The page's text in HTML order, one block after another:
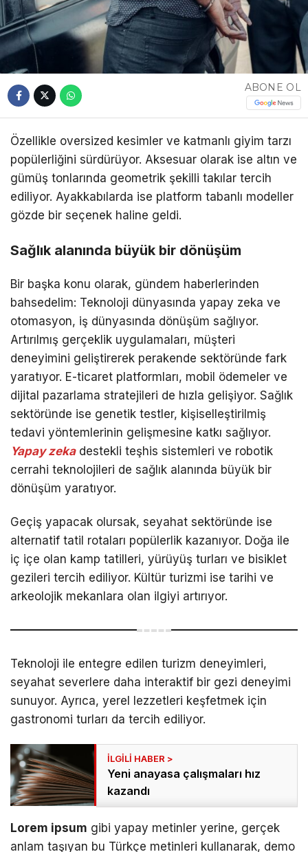
ABONE OL
Özellikle oversized kesimler ve katmanlı giyim tarzı
popülerliğini sürdürüyor. Aksesuar olarak ise altın ve
gümüş tonlarında geometrik şekilli takılar tercih
ediliyor. Ayakkabılarda ise platform tabanlı modeller
gözde bir seçenek haline geldi.
Sağlık alanında büyük bir dönüşüm
Bir başka konu olarak, gündem haberlerinden
bahsedelim: Teknoloji dünyasında yapay zeka ve
otomasyon, iş dünyasında dönüşüm sağlıyor.
Artırılmış gerçeklik uygulamaları, müşteri
deneyimini geliştirerek perakende sektöründe fark
yaratıyor. E-ticaret platformları, mobil ödemeler ve
dijital pazarlama stratejileri de hızla gelişiyor. Sağlık
sektöründe ise genetik testler, kişiselleştirilmiş
tedavi yöntemlerinin gelişmesine katkı sağlıyor.
Yapay zekadestekli teşhis sistemleri ve robotik
cerrahi teknolojileri de sağlık alanında büyük bir
dönüşüm yaratıyor.
Geçiş yapacak olursak, seyahat sektöründe ise
alternatif tatil rotaları popülerlik kazanıyor. Doğa ile
iç içe olan kamp tatilleri, yürüyüş turları ve bisiklet
gezileri tercih ediliyor. Kültür turizmi ise tarihi ve
arkeolojik mekanlara olan ilgiyi artırıyor.
Teknoloji ile entegre edilen turizm deneyimleri,
seyahat severlere daha interaktif bir gezi deneyimi
sunuyor. Ayrıca, yerel lezzetleri keşfetmek için
gastronomi turları da tercih ediliyor.
Yeni anayasa çalışmaları hız
kazandı
Lorem ipsum gibi yapay metinler yerine, gerçek
anlam taşıyan bu Türkçe metinleri kullanarak, demo